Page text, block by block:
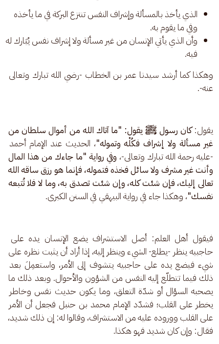
الذي يأخذ بالمسألة وإشراف النفس تنتزع البركة في ما يأخذه
وفي ما يقوم به.
وأن الذي يأتي الإنسان من غير مسألة ولا إشراف نفس يُبَارك له
فيه.
وهكذا كما أرشد سيدنا عمر بن الخطاب -رضي الله تبارك وتعالى
عنه-.
يقول: كان رسول ﷺ يقول: "ما آتاك الله من أموال سلطان من
غير مسألة ولا إشراف فكُلْه وتموله"، الحديث عند الإمام أحمد
-عليه رحمة الله تبارك وتعالى-، وفي رواية "ما جاءك من هذا المال
وأنت غير مشرف ولا سائل فخذه فتموله، فإنما هو رزق ساقه الله
تعالى إليك، فإن شئت كله، وإن شئت تصدق به، وما لا فلا تُتبعه
نفسك"، وهكذا جاء في رواية البيهقي في السنن الكبرى.
فيقول أهل العلم: أصل الاستشراف يضع الإنسان يده على
حاجبيه ينظر -يطلع- الشيء وينظر إليه، إذا أراد أن يثبت نظره على
شيء فيضع يده على حاجبيه يتشوف إلى الأمر، واستعمِلَ بعد
ذلك فيما تتطلّع إليه النفس من الشؤون والأحوال. وبعد ذلك ما
يصحبه السؤال أو شدّة التعلق، وما يكون حديث نفس وخاطر
يخطر على القلب؛ فشدّد الإمام محمد بن حنبل فجعل أن الأمر
على القلب ووروده عليه من الاستشراف، وقالوا له: إن ذلك شديد،
فقال: وإن كان شديد فهو هكذا.